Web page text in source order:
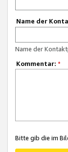
Name der
Name der
Kommentar: *
Bitte gib die im